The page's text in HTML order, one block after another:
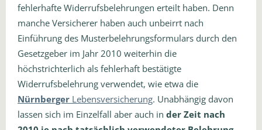
fehlerhafte Widerrufsbelehrungen erteilt haben. Denn
manche Versicherer haben auch unbeirrt nach
Einführung des Musterbelehrungsformulars durch den
Gesetzgeber im Jahr 2010 weiterhin die
höchstrichterlich als fehlerhaft bestätigte
Widerrufsbelehrung verwendet, wie etwa die
Nürnberger Lebensversicherung. Unabhängig davon
lassen sich im Einzelfall aber auch in der Zeit nach